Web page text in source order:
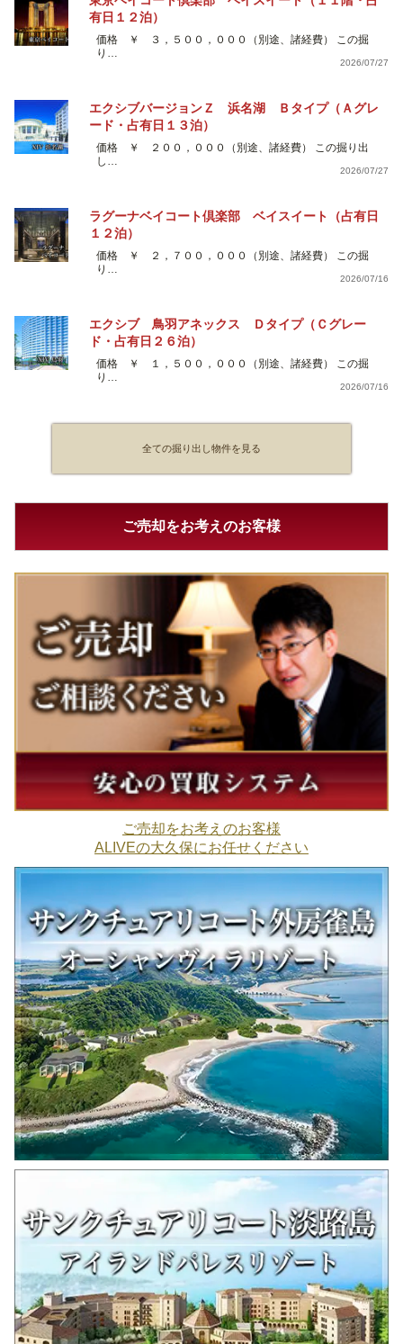
有日１２泊）
価格 ￥ ３，５００，０００（別途、諸経費） この掘
り…
2026/07/27
エクシブバージョンＺ 浜名湖 Ｂタイプ（Ａグレ
ード・占有日１３泊）
価格 ￥ ２００，０００（別途、諸経費） この掘り出
し…
2026/07/27
ラグーナベイコート倶楽部 ベイスイート（占有日
１２泊）
価格 ￥ ２，７００，０００（別途、諸経費） この掘
り…
2026/07/16
エクシブ 鳥羽アネックス Ｄタイプ（Ｃグレー
ド・占有日２６泊）
価格 ￥ １，５００，０００（別途、諸経費） この掘
り…
2026/07/16
全ての掘り出し物件を見る
ご売却をお考えのお客様
ご売却をお考えのお客様
ALIVEの大久保にお任せください